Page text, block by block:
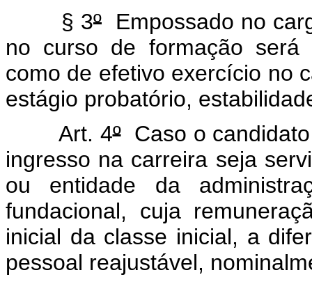
§ 3º Empossado no
no curso de formação será
como de efetivo exercício no
estágio probatório,
Art. 4ºCaso o candidato
ingresso na carreira seja
ou entidade da
fundacional, cuja
inicial da classe inicial, a
pessoal reajustável,